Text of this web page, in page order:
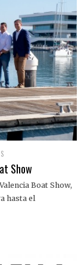
Show
Boat Show,
hasta el